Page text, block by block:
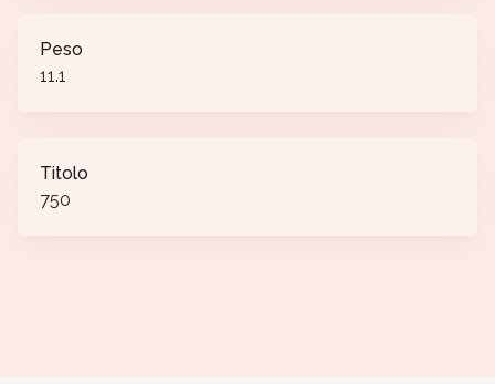
Peso
11.1
Titolo
750